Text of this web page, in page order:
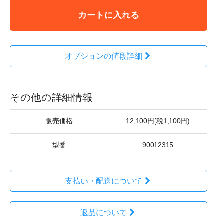
カートに入れる
オプションの値段詳細
その他の詳細情報
販売価格 12,100円(税1,100円)
型番 90012315
支払い・配送について
返品について